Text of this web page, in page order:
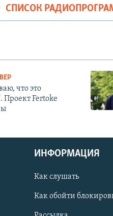
СПИСОК
что это
Проект Fertoke
ИНФОРМАЦИЯ
Как слушать
Как обойти